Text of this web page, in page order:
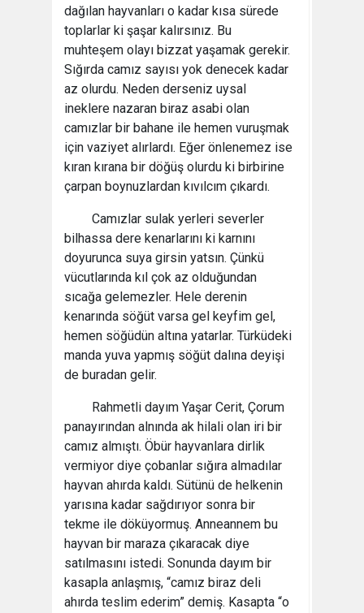
dağılan hayvanları o kadar kısa sürede
toplarlar ki şaşar kalırsınız. Bu
muhteşem olayı bizzat yaşamak gerekir.
Sığırda camız sayısı yok denecek kadar
az olurdu. Neden derseniz uysal
ineklere nazaran biraz asabi olan
camızlar bir bahane ile hemen vuruşmak
için vaziyet alırlardı. Eğer önlenemez ise
kıran kırana bir döğüş olurdu ki birbirine
çarpan boynuzlardan kıvılcım çıkardı.
Camızlar sulak yerleri severler
bilhassa dere kenarlarını ki karnını
doyurunca suya girsin yatsın. Çünkü
vücutlarında kıl çok az olduğundan
sıcağa gelemezler. Hele derenin
kenarında söğüt varsa gel keyfim gel,
hemen söğüdün altına yatarlar. Türküdeki
manda yuva yapmış söğüt dalına deyişi
de buradan gelir.
Rahmetli dayım Yaşar Cerit, Çorum
panayırından alnında ak hilali olan iri bir
camız almıştı. Öbür hayvanlara dirlik
vermiyor diye çobanlar sığıra almadılar
hayvan ahırda kaldı. Sütünü de helkenin
yarısına kadar sağdırıyor sonra bir
tekme ile döküyormuş. Anneannem bu
hayvan bir maraza çıkaracak diye
satılmasını istedi. Sonunda dayım bir
kasapla anlaşmış, “camız biraz deli
ahırda teslim ederim” demiş. Kasapta “o